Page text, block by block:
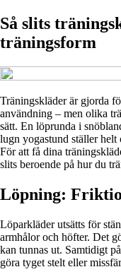
Så slits
träningsform
Träningskläder är gjorda
användning – men olika
sätt. En löprunda i
lugn yogastund ställer
För att få dina
slits beroende på hur du
Löpning:
Löparkläder utsätts för
armhålor och höfter. Det
kan tunnas ut. Samtidigt
göra tyget stelt eller